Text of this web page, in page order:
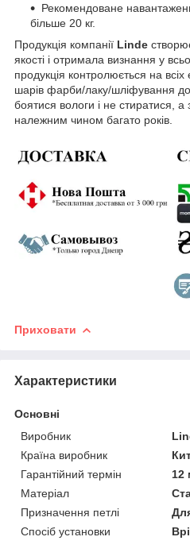
Рекомендоване
більше 20 кг.
Продукція компанії Linde
якості і отримала визнання у
продукція контролюється на
шарів фарби/лаку/шліфування
боятися вологи і не стиратися, а
належним чином багато років.
Приховати
Характеристики
Основні
Виробник
Країна виробник
Гарантійний термін
12
Матеріал
Призначення петлі
Спосіб установки